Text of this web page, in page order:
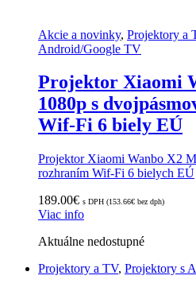
Akcie a novinky, Projektory a
Android/Google TV
Projektor Xiaomi
1080p s
Wif-Fi 6 biely EÚ
Projektor Xiaomi Wanbo X2
rozhraním Wif-Fi 6 bielych EÚ
189.00€ s DPH (153.66€ bez dph)
Viac info
Aktuálne nedostupné
Projektory a TV, Projektory s